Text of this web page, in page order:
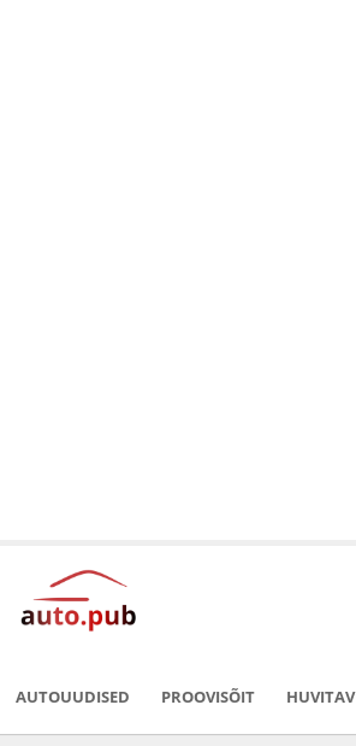
AUTOUUDISED PROOVISÕIT HUVITAV